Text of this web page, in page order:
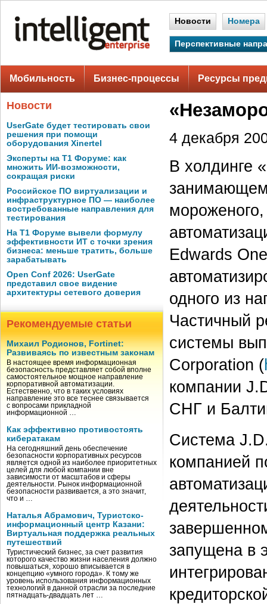
Новости Номера
Перспективные
Мобильность Бизнес-процессы Ресурсы
Новости
UserGate будет тестировать свои
решения при помощи
оборудования Xinertel
Эксперты на Т1 Форуме: как
множить ИИ-возможности,
сокращая риски
Российское ПО виртуализации и
инфраструктурное ПО — наиболее
востребованные направления для
тестирования
На Т1 Форуме вывели формулу
эффективности ИТ с точки зрения
бизнеса: меньше тратить, больше
зарабатывать
Open Conf 2026: UserGate
представил свое видение
архитектуры сетевого доверия
Рекомендуемые статьи
Михаил Родионов, Fortinet:
Развиваясь по известным законам
В настоящее время информационная
безопасность представляет собой вполне
самостоятельное мощное направление
корпоративной автоматизации.
Естественно, что в таких условиях
направление это все теснее связывается
с вопросами прикладной
информационной …
Как эффективно противостоять
кибератакам
На сегодняшний день обеспечение
безопасности корпоративных ресурсов
является одной из наиболее приоритетных
целей для любой компании вне
зависимости от масштабов и сферы
деятельности. Рынок информационной
безопасности развивается, а это значит,
что и …
Наталья Абрамович, Туристско-
информационный центр Казани:
Виртуальная поддержка реальных
путешествий
Туристический бизнес, за счет развития
которого качество жизни населения должно
повышаться, хорошо вписывается в
концепцию «умного города». К тому же
уровень использования информационных
технологий в данной отрасли за последние
пятнадцать-двадцать лет …
4 декабря
В холдинге
Edwards
одного из
Частичный
системы
Corporation (
компании
СНГ и
Система
компанией
запущена в